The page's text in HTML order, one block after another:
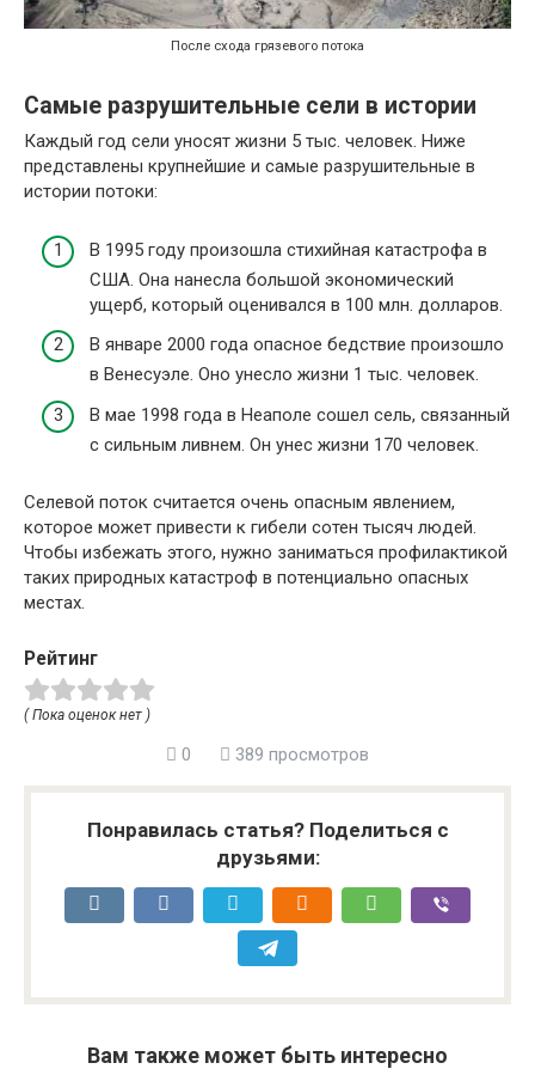
После схода грязевого потока
Самые разрушительные сели в истории
Каждый год сели уносят жизни 5 тыс. человек. Ниже
представлены крупнейшие и самые разрушительные в
истории потоки:
В 1995 году произошла стихийная катастрофа в
США. Она нанесла большой экономический
ущерб, который оценивался в 100 млн. долларов.
В январе 2000 года опасное бедствие произошло
в Венесуэле. Оно унесло жизни 1 тыс. человек.
В мае 1998 года в Неаполе сошел сель, связанный
с сильным ливнем. Он унес жизни 170 человек.
Селевой поток считается очень опасным явлением,
которое может привести к гибели сотен тысяч людей.
Чтобы избежать этого, нужно заниматься профилактикой
таких природных катастроф в потенциально опасных
местах.
Рейтинг
( Пока оценок нет )
0 389 просмотров
Понравилась статья? Поделиться с
друзьями:
Вам также может быть интересно